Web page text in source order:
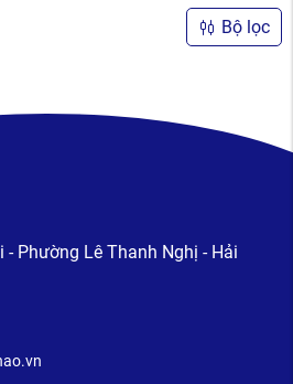
Bộ lọc
- Phường Lê Thanh Nghị - Hải